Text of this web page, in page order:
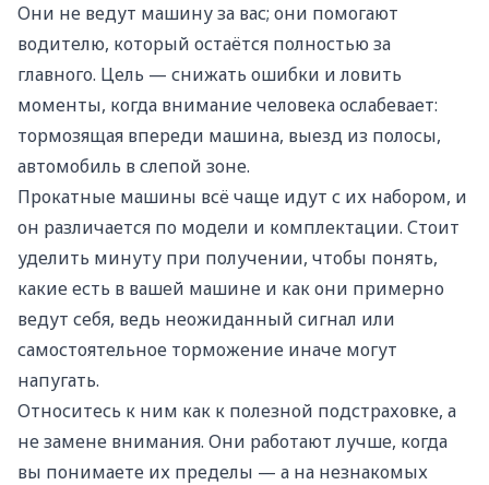
Они не ведут машину за вас; они помогают
водителю, который остаётся полностью за
главного. Цель — снижать ошибки и ловить
моменты, когда внимание человека ослабевает:
тормозящая впереди машина, выезд из полосы,
автомобиль в слепой зоне.
Прокатные машины всё чаще идут с их набором, и
он различается по модели и комплектации. Стоит
уделить минуту при получении, чтобы понять,
какие есть в вашей машине и как они примерно
ведут себя, ведь неожиданный сигнал или
самостоятельное торможение иначе могут
напугать.
Относитесь к ним как к полезной подстраховке, а
не замене внимания. Они работают лучше, когда
вы понимаете их пределы — а на незнакомых